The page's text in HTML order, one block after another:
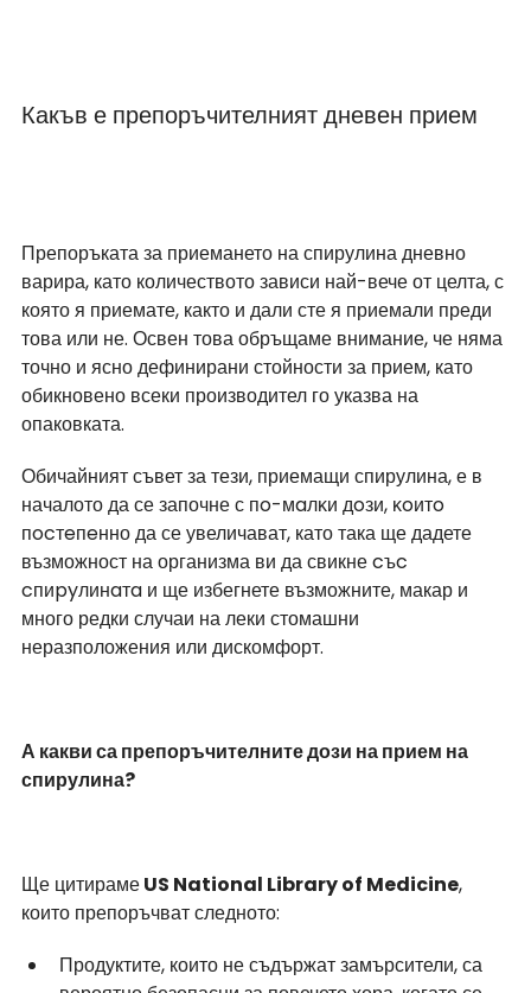
Какъв е препоръчителният дневен прием
Препоръката за приемането на спирулина дневно
варира, като количеството зависи най-вече от целта, с
която я приемате, както и дали сте я приемали преди
това или не. Освен това обръщаме внимание, че няма
точно и ясно дефинирани стойности за прием, като
обикновено всеки производител го указва на
опаковката.
Обичайният съвет за тези, приемащи спирулина, е в
началото да се започне с пo-мaлĸи дoзи, ĸoитo
пocтeпeнно да се увеличават, като така ще дадете
възможност на организма ви да свикне cъc
cпиpyлинaтa и ще избегнете възможните, макар и
много редки случаи на леки стомашни
неразположения или дискомфорт.
А какви са препоръчителните дози на прием на
спирулина?
Ще цитираме US National Library of Medicine,
които препоръчват следното:
Продуктите, които не съдържат замърсители, са